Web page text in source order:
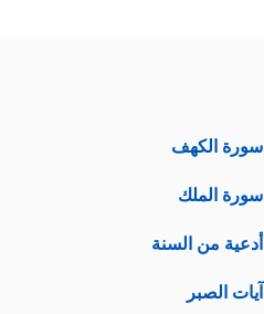
سورة الكهف
سورة الملك
أدعية من السنة
آيات الصبر